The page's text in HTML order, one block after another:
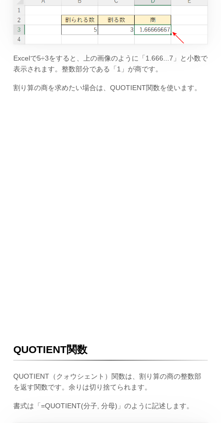
Excelで5÷3をすると、上の画像のように「1.666...7」と小数で
表示されます。整数部分である「1」が商です。
割り算の商を求めたい場合は、QUOTIENT関数を使います。
QUOTIENT関数
QUOTIENT（クォウシェント）関数は、割り算の商の整数部
を返す関数です。余りは切り捨てられます。
書式は「=QUOTIENT(分子, 分母)」のように記述します。